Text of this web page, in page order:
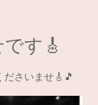
す🎸
さいませ🎸🎵